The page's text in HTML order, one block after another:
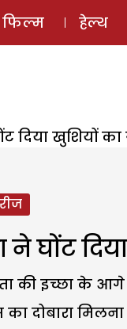
ई-मैगज़ीन
फिल्म हेल्थ
दिया खुशियों
ने घोंट
की इच्छा के
दोबारा